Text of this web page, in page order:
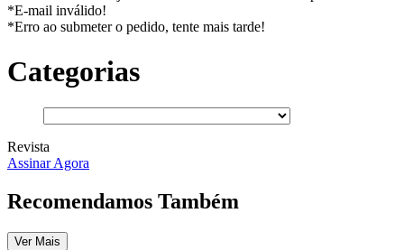
*E-mail inválido!
*Erro ao submeter o pedido, tente mais tarde!
Categorias
Revista
Assinar Agora
Recomendamos Também
Ver Mais